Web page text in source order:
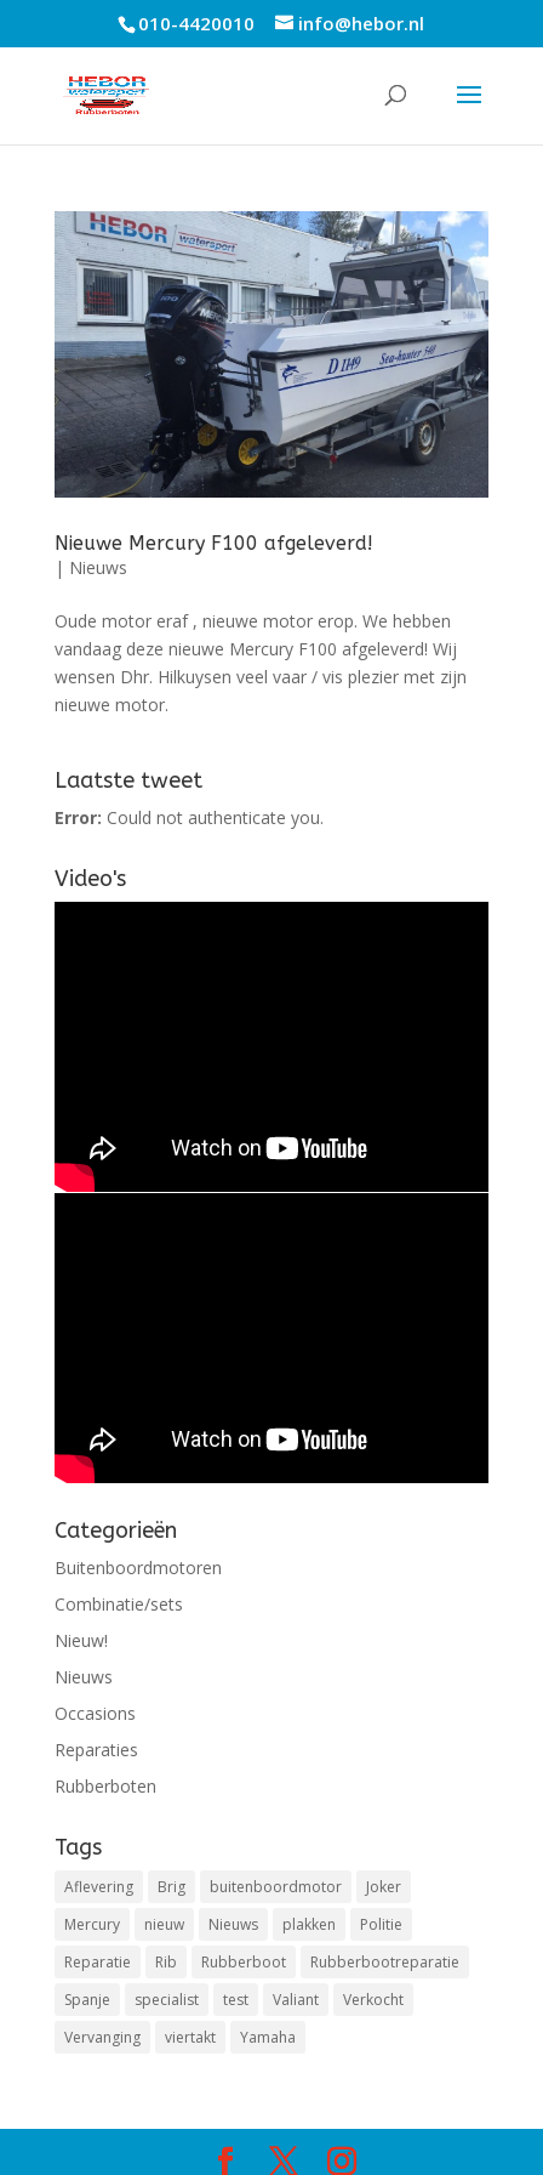
010-4420010 info@hebor.nl
Nieuwe Mercury F100 afgeleverd!
| Nieuws
Oude motor eraf , nieuwe motor erop. We hebben
vandaag deze nieuwe Mercury F100 afgeleverd! Wij
wensen Dhr. Hilkuysen veel vaar / vis plezier met zijn
nieuwe motor.
Laatste tweet
Error: Could not authenticate you.
Video's
Categorieën
Buitenboordmotoren
Combinatie/sets
Nieuw!
Nieuws
Occasions
Reparaties
Rubberboten
Tags
Aflevering Brig buitenboordmotor
Joker
Mercury
nieuw Nieuws plakken
Politie
Reparatie
Rib Rubberboot
Rubberbootreparatie
Spanje
specialist test Valiant
Verkocht
Vervanging
viertakt Yamaha